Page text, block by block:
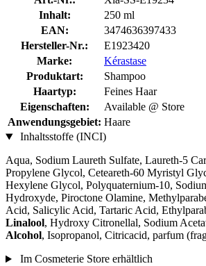
Inhalt:
250 ml
EAN:
3474636397433
Hersteller-Nr.:
E1923420
Marke:
Kérastase
Produktart:
Shampoo
Haartyp:
Feines Haar
Eigenschaften:
Available @ Store
Anwendungsgebiet: Haare
Inhaltsstoffe (INCI)
Aqua, Sodium Laureth Sulfate, Laureth-5
Propylene Glycol, Ceteareth-60 Myristyl
Hexylene Glycol, Polyquaternium-10,
Hydroxyde, Piroctone Olamine,
Acid, Salicylic Acid, Tartaric Acid,
Linalool, Hydroxy Citronellal, Sodium
Alcohol, Isopropanol, Citricacid, parfum
Im Cosmeterie Store erhältlich